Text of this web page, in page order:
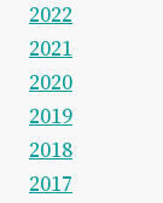
2022
2021
2020
2019
2018
2017